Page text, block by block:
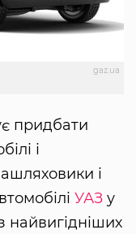
gaz.ua
придбати
і
і
УАЗ у
найвигідніших